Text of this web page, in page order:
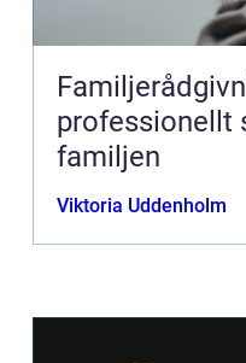
professionellt
familjen
Viktoria Uddenholm